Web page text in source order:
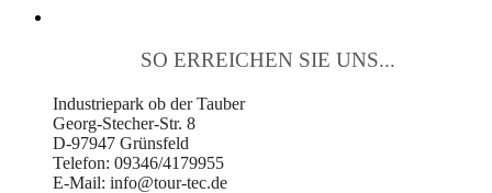
SO ERREICHEN SIE UNS...
Industriepark ob der Tauber
Georg-Stecher-Str. 8
D-97947 Grünsfeld
Telefon: 09346/4179955
E-Mail: info@tour-tec.de